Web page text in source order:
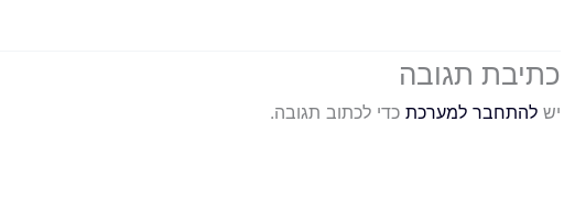
כתיבת תגובה
יש להתחבר למערכת כדי לכתוב תגובה.